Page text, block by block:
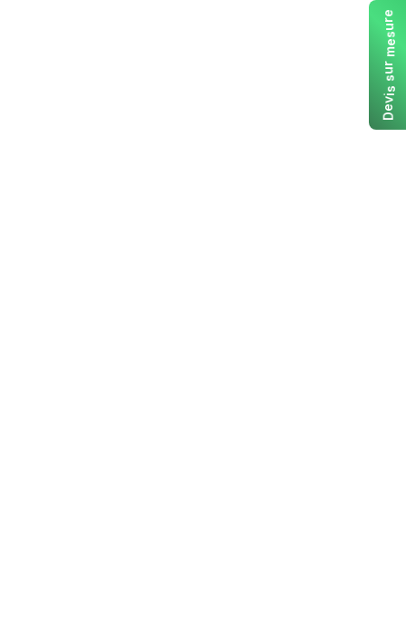
D
e
v
i
s
s
u
r
m
e
s
u
r
e